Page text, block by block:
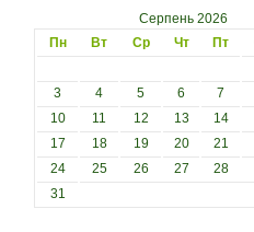
Серпень 2026
Пн
Вт Ср Чт Пт
3
4 5 6 7
10
11 12 13 14
17
18 19 20 21
24
25 26 27 28
31